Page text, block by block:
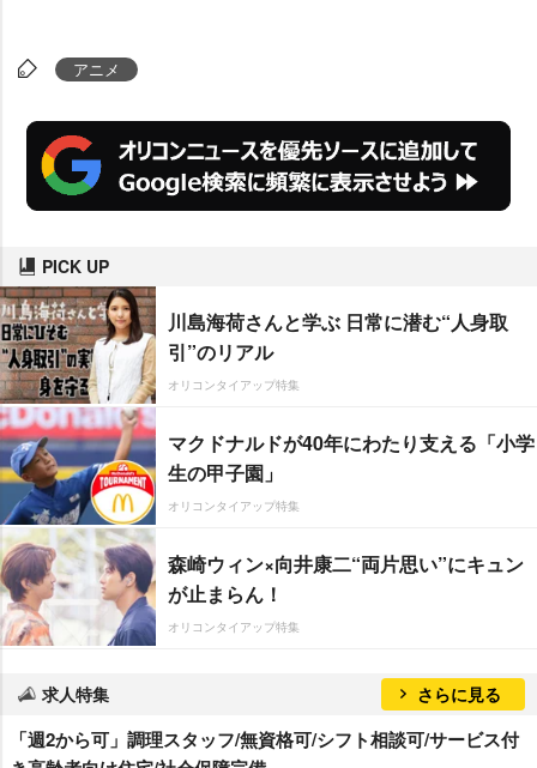
アニメ
PICK UP
川島海荷さんと学ぶ 日常に潜む“人身取
引”のリアル
オリコンタイアップ特集
マクドナルドが40年にわたり支える「小学
生の甲子園」
オリコンタイアップ特集
森崎ウィン×向井康二“両片思い”にキュン
が止まらん！
オリコンタイアップ特集
求人特集 さらに見る
「週2から可」調理スタッフ/無資格可/シフト相談可/サービス付